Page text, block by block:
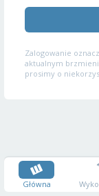
Zalogowanie
aktualnym
prosimy o
Główna